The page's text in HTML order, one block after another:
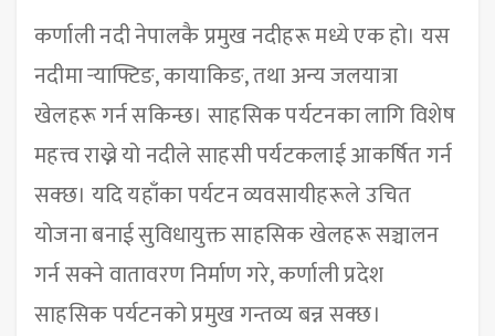
कर्णाली नदी नेपालकै प्रमुख नदीहरू मध्ये एक हो। यस
नदीमा र्‍याफ्टिङ, कायाकिङ, तथा अन्य जलयात्रा
खेलहरू गर्न सकिन्छ। साहसिक पर्यटनका लागि विशेष
महत्त्व राख्ने यो नदीले साहसी पर्यटकलाई आकर्षित गर्न
सक्छ। यदि यहाँका पर्यटन व्यवसायीहरूले उचित
योजना बनाई सुविधायुक्त साहसिक खेलहरू सञ्चालन
गर्न सक्ने वातावरण निर्माण गरे, कर्णाली प्रदेश
साहसिक पर्यटनको प्रमुख गन्तव्य बन्न सक्छ।